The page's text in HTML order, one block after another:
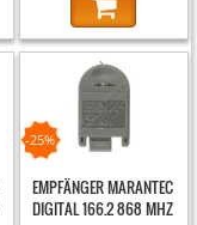
-25%
EMPFÄNGER MARANTEC
DIGITAL 166.2 868 MHZ